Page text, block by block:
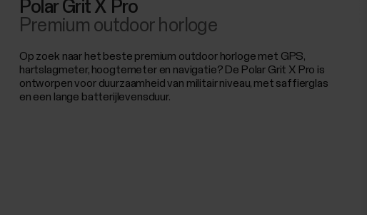
Polar Grit X Pro
Premium outdoor horloge
Op zoek naar het beste premium outdoor horloge met GPS,
hartslagmeter, hoogtemeter en navigatie? De Polar Grit X Pro is
ontworpen voor duurzaamheid van militair niveau, met saffierglas
en een lange batterijlevensduur.